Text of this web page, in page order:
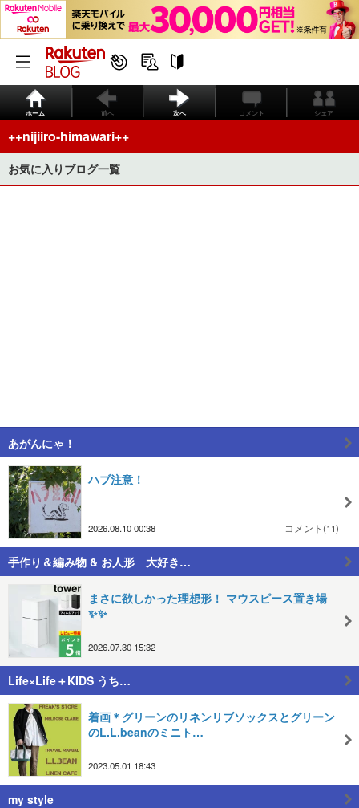
ホーム 前へ 次へ コメント シェア
++nijiiro-himawari++
お気に入りブログ一覧
あがんにゃ！
ハブ注意！
2026.08.10 00:38 コメント(11)
手作り＆編み物 & お人形 大好き…
まさに欲しかった理想形！ マウスピース置き場
✨✨
2026.07.30 15:32
Life×Life＋KIDS うち…
着画＊グリーンのリネンリブソックスとグリーン
のL.L.beanのミニト…
2023.05.01 18:43
my style